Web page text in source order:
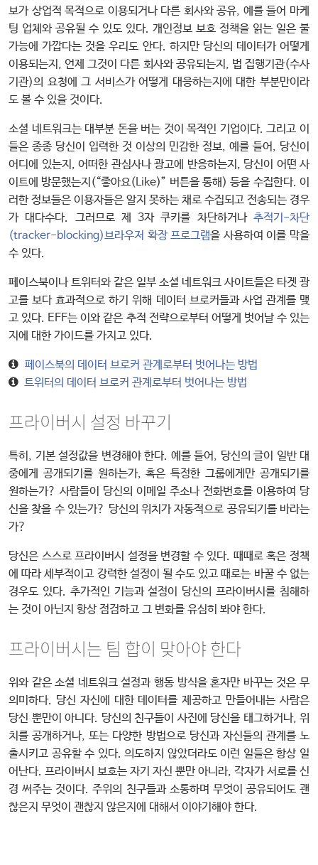
보가 상업적 목적으로 이용되거나 다른 회사와 공유, 예를 들어 마케
팅 업체와 공유될 수 있도 있다. 개인정보 보호 정책을 읽는 일은 불
가능에 가깝다는 것을 우리도 안다. 하지만 당신의 데이터가 어떻게
이용되는지, 언제 그것이 다른 회사와 공유되는지, 법 집행기관(수사
기관)의 요청에 그 서비스가 어떻게 대응하는지에 대한 부분만이라
도 볼 수 있을 것이다.
소셜 네트워크는 대부분 돈을 버는 것이 목적인 기업이다. 그리고 이
들은 종종 당신이 입력한 것 이상의 민감한 정보, 예를 들어, 당신이
어디에 있는지, 어떠한 관심사나 광고에 반응하는지, 당신이 어떤 사
이트에 방문했는지(“좋아요(Like)” 버튼을 통해) 등을 수집한다. 이
러한 정보들은 이용자들은 알지 못하는 채로 수집되고 전송되는 경우
가 대다수다. 그러므로 제 3자 쿠키를 차단하거나 추적기-차단
(tracker-blocking)브라우저 확장 프로그램을 사용하여 이를 막을
수 있다.
페이스북이나 트위터와 같은 일부 소셜 네트워크 사이트들은 타겟 광
고를 보다 효과적으로 하기 위해 데이터 브로커들과 사업 관계를 맺
고 있다. EFF는 이와 같은 추적 전략으로부터 어떻게 벗어날 수 있는
지에 대한 가이드를 가지고 있다.
 페이스북의 데이터 브로커 관계로부터 벗어나는 방법
 트위터의 데이터 브로커 관계로부터 벗어나는 방법
프라이버시 설정 바꾸기
특히, 기본 설정값을 변경해야 한다. 예를 들어, 당신의 글이 일반 대
중에게 공개되기를 원하는가, 혹은 특정한 그룹에게만 공개되기를
원하는가? 사람들이 당신의 이메일 주소나 전화번호를 이용하여 당
신을 찾을 수 있는가? 당신의 위치가 자동적으로 공유되기를 바라는
가?
당신은 스스로 프라이버시 설정을 변경할 수 있다. 때때로 혹은 정책
에 따라 세부적이고 강력한 설정이 될 수도 있고 때로는 바꿀 수 없는
경우도 있다. 추가적인 기능과 설정이 당신의 프라이버시를 침해하
는 것이 아닌지 항상 점검하고 그 변화를 유심히 봐야 한다.
프라이버시는 팀 합이 맞아야 한다
위와 같은 소셜 네트워크 설정과 행동 방식을 혼자만 바꾸는 것은 무
의미하다. 당신 자신에 대한 데이터를 제공하고 만들어내는 사람은
당신 뿐만이 아니다. 당신의 친구들이 사진에 당신을 태그하거나, 위
치를 공개하거나, 또는 다양한 방법으로 당신과 자신들의 관계를 노
출시키고 공유할 수 있다. 의도하지 않았더라도 이런 일들은 항상 일
어난다. 프라이버시 보호는 자기 자신 뿐만 아니라, 각자가 서로를 신
경 써주는 것이다. 주위의 친구들과 소통하며 무엇이 공유되어도 괜
찮은지 무엇이 괜찮지 않은지에 대해서 이야기해야 한다.